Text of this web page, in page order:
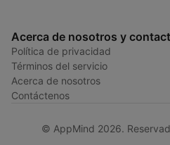
Acerca de nosotros y
Política de privacidad
Términos del servicio
Acerca de nosotros
Contáctenos
© AppMind 2026.